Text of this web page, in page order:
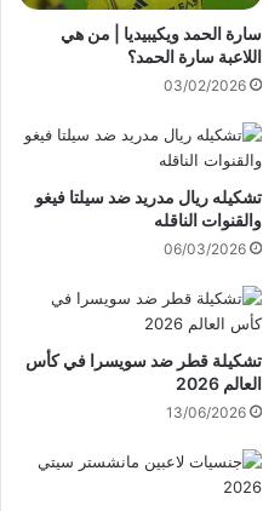
سارة الحمد ويكيبيديا | من هي
اللاعبة سارة الحمد؟
03/02/2026
تشكيله ريال مدريد ضد سيلتا فيغو
والقنوات الناقله
06/03/2026
تشكيلة قطر ضد سويسرا في كأس
العالم 2026
13/06/2026